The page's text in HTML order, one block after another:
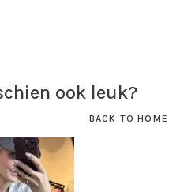
ook leuk?
BACK TO HOME